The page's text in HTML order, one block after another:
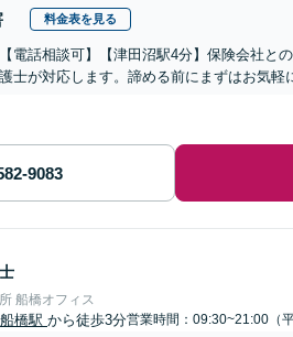
料金表を見る
【電話相談可】【津田沼駅4分】保険会社
士が対応します。諦める前にまずはお気軽
船橋オフィス
船橋駅 から徒歩3分営業時間：09:30~21:00（平